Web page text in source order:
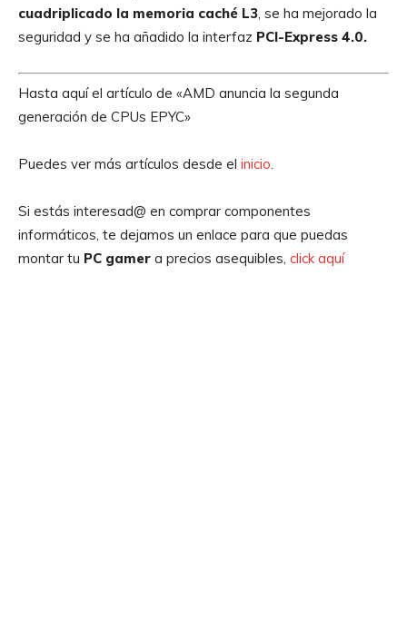
cuadriplicado la memoria caché L3, se ha mejorado la
seguridad y se ha añadido la interfaz PCI-Express 4.0.
Hasta aquí el artículo de «AMD anuncia la segunda
generación de CPUs EPYC»
Puedes ver más artículos desde el inicio
Si estás interesad@ en comprar componentes
informáticos, te dejamos un enlace para que puedas
montar tu PC gamer a precios asequibles, click aquí